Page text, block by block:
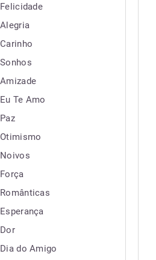
Felicidade
Alegria
Carinho
Sonhos
Amizade
Eu Te Amo
Paz
Otimismo
Noivos
Força
Românticas
Esperança
Dor
Dia do Amigo